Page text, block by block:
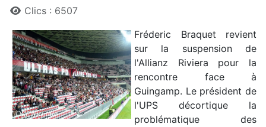
Clics : 6507
Fréderic Braquet revient
sur la suspension de
l'Allianz Riviera pour la
rencontre face à
Guingamp. Le président de
l'UPS décortique la
problématique des